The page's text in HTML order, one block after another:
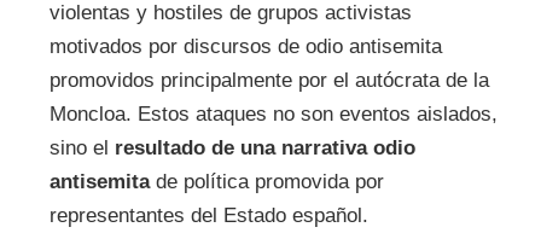
violentas y hostiles de grupos activistas
motivados por discursos de odio antisemita
promovidos principalmente por el autócrata de la
Moncloa. Estos ataques no son eventos aislados,
sino el resultado de una narrativa odio
antisemitade política promovida por
representantes del Estado español.